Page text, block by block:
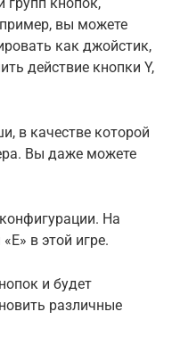
вы можете
как джойстик,
действие кнопки Y,
в качестве которой
Вы даже можете
На
в этой игре.
и будет
различные